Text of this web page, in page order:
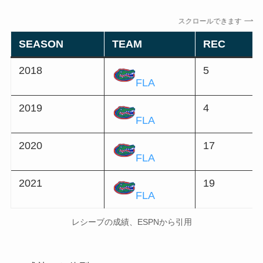
スクロールできます
SEASON TEAM REC
2018
FLA
5
2019
FLA
4
2020
FLA
17
2021
FLA
19
レシーブの成績、ESPNから引用